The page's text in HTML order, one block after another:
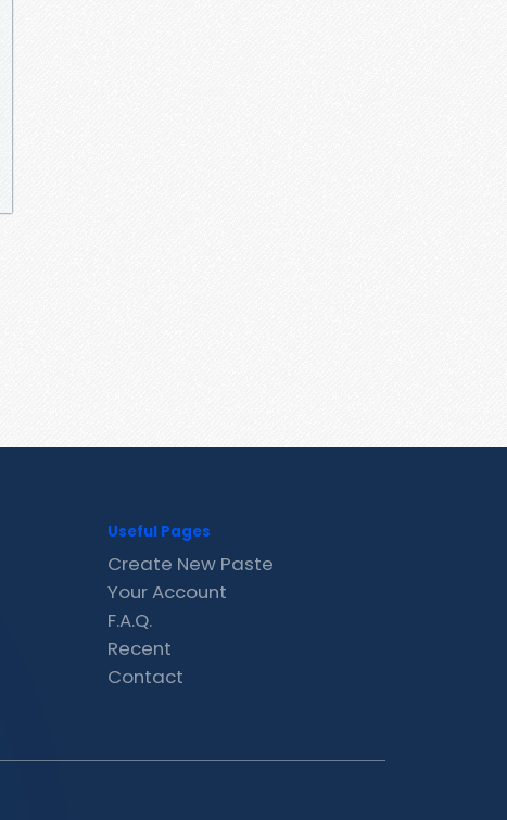
Useful Pages
Create New Paste
Your Account
F.A.Q.
Recent
Contact